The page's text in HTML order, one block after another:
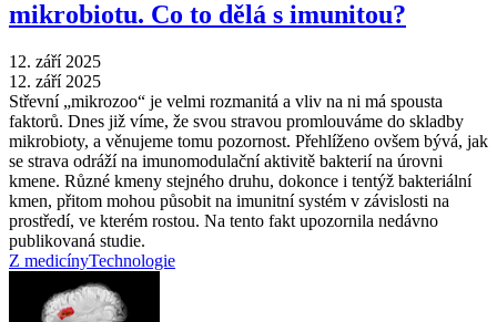
mikrobiotu. Co to dělá s imunitou?
12. září 2025
12. září 2025
Střevní „mikrozoo“ je velmi rozmanitá a vliv na ni má spousta
faktorů. Dnes již víme, že svou stravou promlouváme do skladby
mikrobioty, a věnujeme tomu pozornost. Přehlíženo ovšem bývá, jak
se strava odráží na imunomodulační aktivitě bakterií na úrovni
kmene. Různé kmeny stejného druhu, dokonce i tentýž bakteriální
kmen, přitom mohou působit na imunitní systém v závislosti na
prostředí, ve kterém rostou. Na tento fakt upozornila nedávno
publikovaná studie.
Z medicínyTechnologie